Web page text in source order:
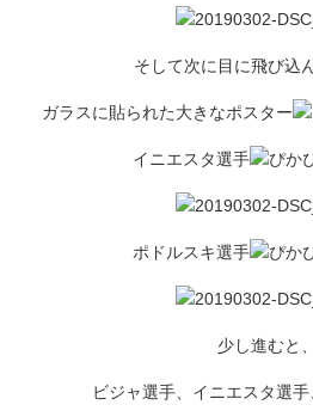
そして次に目に飛び込
ガラスに貼られた大きなポスター
イニエスタ選手
ポドルスキ選手
少し進むと、
ビジャ選手、イニエスタ選